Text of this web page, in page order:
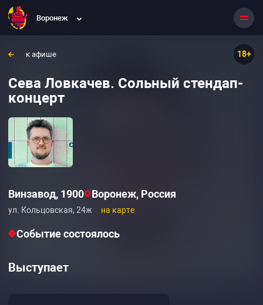
Воронеж
к афише 18+
Сева Ловкачев. Сольный стендап-
концерт
Винзавод, 1900 Воронеж, Россия
ул. Кольцовская, 24ж на карте
Событие состоялось
Выступает